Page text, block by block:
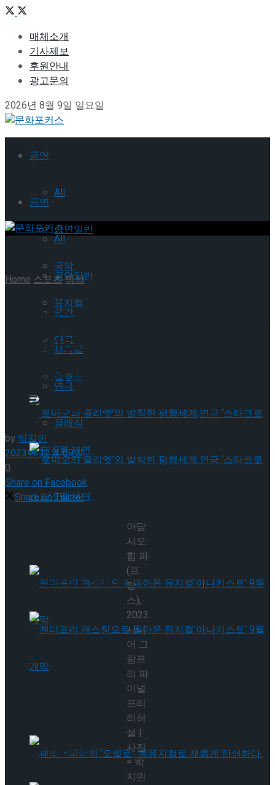
매체소개
기사제보
후원안내
광고문의
2026년 8월 9일 일요일
공연
All
공연일반
국악
뮤지컬
연극
클래식
‘로미오와 줄리엣’의 발칙한 평행세계,연극 ‘스
타크로스드’ 9월 재연
젠더프리 캐스팅으로 돌아온 뮤지컬’아나키스
공연
All
공연일반
국악
뮤지컬
연극
클래식
‘로미오와 줄리엣’의 발칙한 평행세계,연극 ‘스
타크로스드’ 9월 재연
젠더프리 캐스팅으로 돌아온 뮤지컬’아나키스
트’ 9월 개막
Home스포츠빙상
[현장스케치] 아담 샤오 힘 파,
2023 ISU 피겨스케이팅 시니
어 그랑프리 파이널 프리 스케
이팅 연습
by박지민
2023년 12월 09일
0
Share on Facebook
Share on Twitter
아담
샤오
힘 파
(프
랑
스),
2023
시니
어 그
랑프
리 파
이널
프리
리허
설 |
사진
= 박
지민